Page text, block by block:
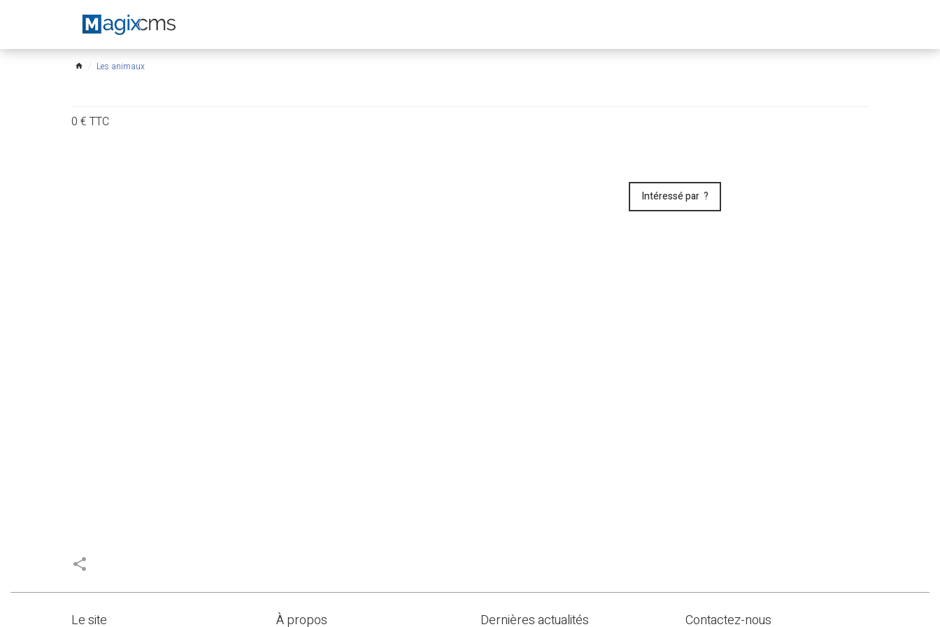
le
home Les animaux
0 € TTC
Intéressé par ?
share
Le site À propos Dernières actualités Contactez-nous